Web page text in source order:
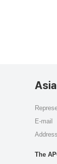
E-mail
Address
The